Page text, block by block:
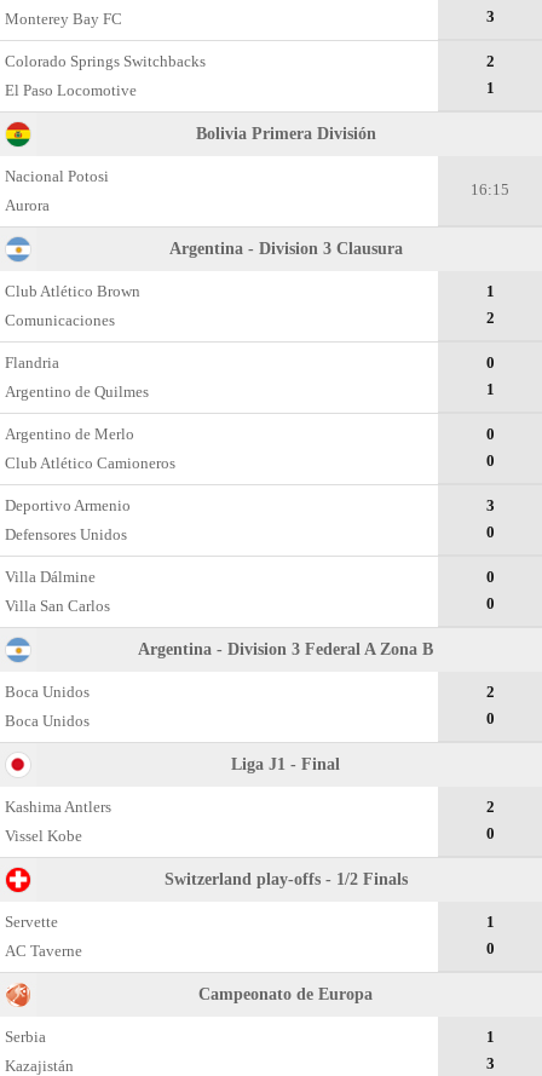
Monterey Bay FC
3
Colorado Springs Switchbacks
El Paso Locomotive
2
1
Bolivia Primera División
Nacional Potosi
Aurora
16:15
Argentina - Division 3 Clausura
Club Atlético Brown
Comunicaciones
1
2
Flandria
Argentino de Quilmes
0
1
Argentino de Merlo
Club Atlético Camioneros
0
0
Deportivo Armenio
Defensores Unidos
3
0
Villa Dálmine
Villa San Carlos
0
0
Argentina - Division 3 Federal A Zona B
Boca Unidos
Boca Unidos
2
0
Liga J1 - Final
Kashima Antlers
Vissel Kobe
2
0
Switzerland play-offs - 1/2 Finals
Servette
AC Taverne
1
0
Campeonato dе Europa
Serbia
Kazajistán
1
3